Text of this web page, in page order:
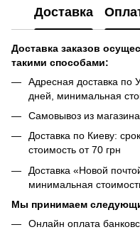
Доставка
Доставка заказов
такими способами:
Адресная доставка по
дней, минимальная
Самовывоз из магазина
Доставка по Киеву:
стоимость от 70 грн
Доставка «Новой
минимальная
Мы принимаем
Онлайн оплата